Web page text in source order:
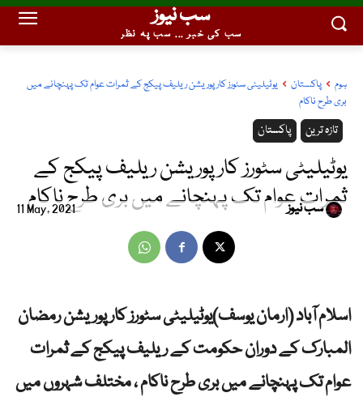
سب نیوز
سب کی خبر ... سب پہ نظر
ہوم پاکستان
یوٹیلیٹی سٹورز کارپوریشن ریلیف پیکج کے ثمرات عوام تک پہنچانے میں
بری طرح ناکام
پاکستان تازہ ترین
یوٹیلیٹی سٹورز کارپوریشن ریلیف پیکج کے
ثمرات عوام تک پہنچانے میں بری طرح ناکام
11 May, 2021 سب نیوز
اسلام آباد (ارمان یوسف)یوٹیلیٹی سٹورز کارپوریشن رمضان
المبارک کے دوران حکومت کے ریلیف پیکج کے ثمرات
عوام تک پہنچانے میں بری طرح ناکام ، مختلف شہروں میں